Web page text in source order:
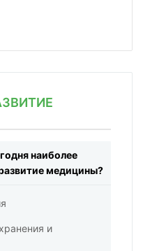
наиболее
медицины?
и